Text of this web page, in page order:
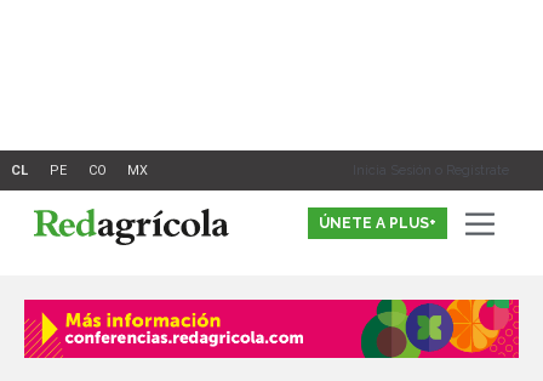
Inicia Sesión o Registrate
ÚNETE A PLUS+